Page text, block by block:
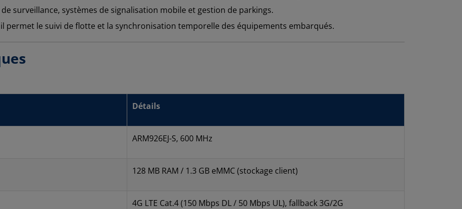
surveillance, systèmes de signalisation mobile et gestion de parkings.
il permet le suivi de flotte et la synchronisation temporelle des équipements embarqués.
Détails
ARM926EJ-S, 600 MHz
128 MB RAM / 1.3 GB eMMC (stockage client)
4G LTE Cat.4 (150 Mbps DL / 50 Mbps UL), fallback 3G/2G